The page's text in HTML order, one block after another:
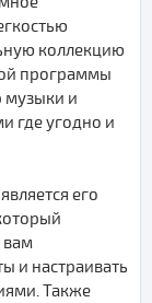
коллекцию
программы
музыки и
где угодно и
его
вам
и настраивать
Также